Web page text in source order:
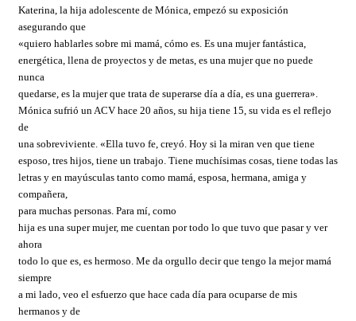
Katerina, la hija adolescente de Mónica, empezó su exposición
asegurando que
«quiero hablarles sobre mi mamá, cómo es. Es una mujer fantástica,
energética, llena de proyectos y de metas, es una mujer que no puede
nunca
quedarse, es la mujer que trata de superarse día a día, es una guerrera».
Mónica sufrió un ACV hace 20 años, su hija tiene 15, su vida es el reflejo
de
una sobreviviente. «Ella tuvo fe, creyó. Hoy si la miran ven que tiene
esposo, tres hijos, tiene un trabajo. Tiene muchísimas cosas, tiene todas las
letras y en mayúsculas tanto como mamá, esposa, hermana, amiga y
compañera,
para muchas personas. Para mí, como
hija es una super mujer, me cuentan por todo lo que tuvo que pasar y ver
ahora
todo lo que es, es hermoso. Me da orgullo decir que tengo la mejor mamá
siempre
a mi lado, veo el esfuerzo que hace cada día para ocuparse de mis
hermanos y de